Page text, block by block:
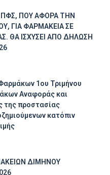
ΠΟΥ ΑΦΟΡΑ ΤΗΝ
ΓΙΑ ΦΑΡΜΑΚΕΙΑ ΣΕ
ΘΑ ΙΣΧΥΣΕΙ ΑΠΟ ΔΗΛΩΣΗ
1ου Τριμήνου
Αναφοράς και
της προστασίας
κατόπιν
ΔΙΜΗΝΟΥ